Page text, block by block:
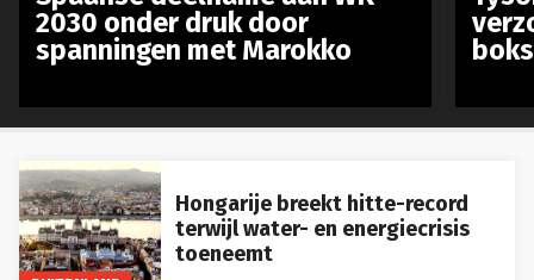
Hongarije breekt hitte-record
terwijl water- en energiecrisis
toeneemt
2030 onder druk door
spanningen met Marokko